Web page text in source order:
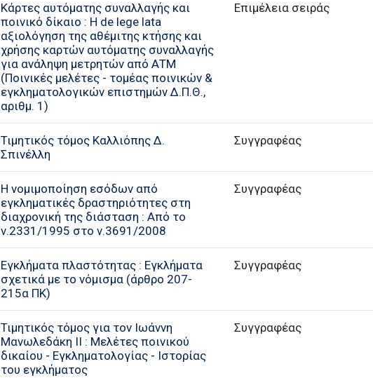
Κάρτες αυτόματης συναλλαγής και
ποινικό δίκαιο : Η de lege lata
αξιολόγηση της αθέμιτης κτήσης και
χρήσης καρτών αυτόματης συναλλαγής
για ανάληψη μετρητών από ΑΤΜ
(Ποινικές μελέτες - τομέας ποινικών &
εγκληματολογικών επιστημών Δ.Π.Θ.,
αριθμ. 1)
Επιμέλεια σειράς
Τιμητικός τόμος Καλλιόπης Δ.
Σπινέλλη
Συγγραφέας
Η νομιμοποίηση εσόδων από
εγκληματικές δραστηριότητες στη
διαχρονική της διάσταση : Από το
ν.2331/1995 στο ν.3691/2008
Συγγραφέας
Εγκλήματα πλαστότητας : Εγκλήματα
σχετικά με το νόμισμα (άρθρο 207-
215α ΠΚ)
Συγγραφέας
Τιμητικός τόμος για τον Ιωάννη
Μανωλεδάκη ΙΙ : Μελέτες ποινικού
δικαίου - Εγκληματολογίας - Ιστορίας
του εγκλήματος
Συγγραφέας